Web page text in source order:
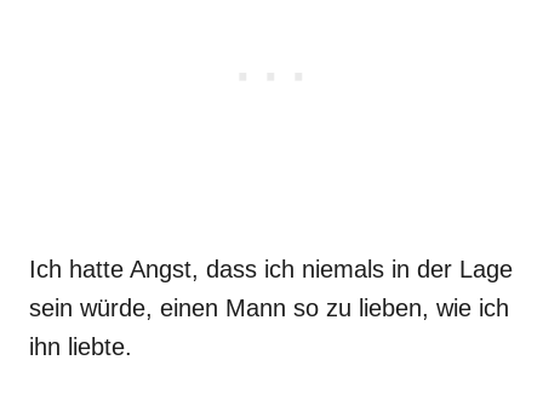
Ich hatte Angst, dass ich niemals in der Lage
sein würde, einen Mann so zu lieben, wie ich
ihn liebte.